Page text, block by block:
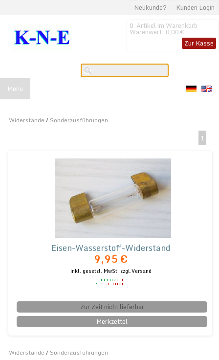
Kunden Login
Neukunde?
0 Artikel im Warenkorb
Warenwert: 0,00 €
Zur Kasse
Menu
Widerstände / Sonderausführungen
1
Eisen-Wasserstoff-Widerstand
9,95 €
inkl. gesetzl. MwSt. zzgl.Versand
Zur Zeit nicht lieferbar
Merkzettel
Widerstände / Sonderausführungen